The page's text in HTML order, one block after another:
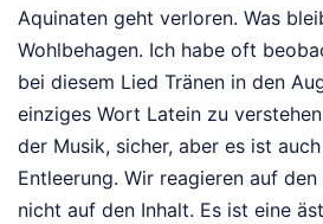
Aquinaten geht verloren. Was
Wohlbehagen. Ich habe oft
bei diesem Lied Tränen in den
einziges Wort Latein zu
der Musik, sicher, aber es ist
Entleerung. Wir reagieren auf
nicht auf den Inhalt. Es ist eine